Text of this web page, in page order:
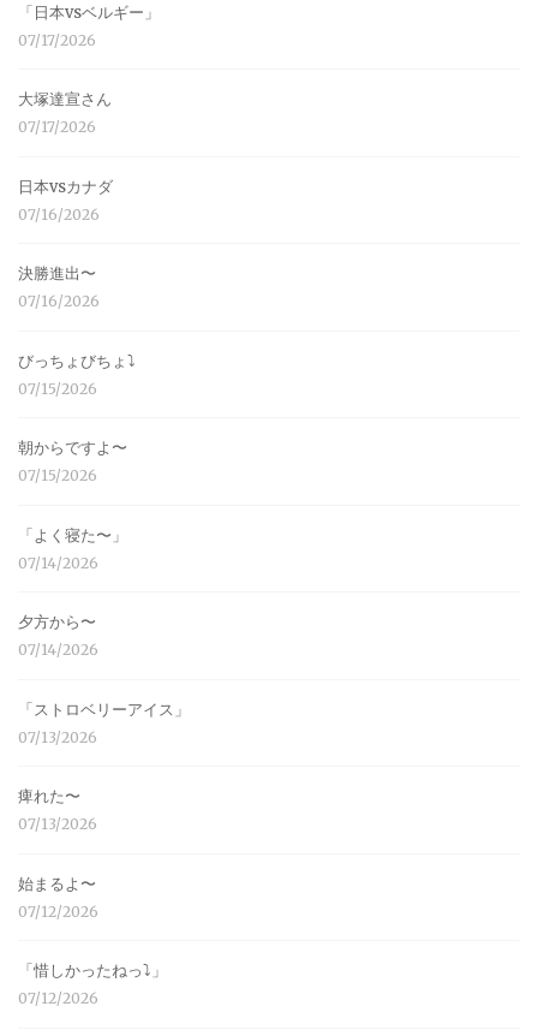
「日本vsベルギー」
07/17/2026
大塚達宣さん
07/17/2026
日本vsカナダ
07/16/2026
決勝進出〜
07/16/2026
びっちょびちょ⤵︎
07/15/2026
朝からですよ〜
07/15/2026
「よく寝た〜」
07/14/2026
夕方から〜
07/14/2026
「ストロベリーアイス」
07/13/2026
痺れた〜
07/13/2026
始まるよ〜
07/12/2026
「惜しかったねっ⤵︎」
07/12/2026